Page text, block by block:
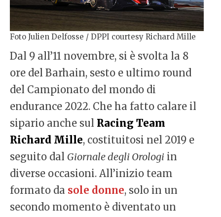
Foto Julien Delfosse / DPPI courtesy Richard Mille
Dal 9 all’11 novembre, si è svolta la 8
ore del Barhain, sesto e ultimo round
del Campionato del mondo di
endurance 2022. Che ha fatto calare il
sipario anche sul Racing Team
Richard Mille, costituitosi nel 2019 e
seguito dal Giornale degli Orologi in
diverse occasioni. All’inizio team
formato da sole donne, solo in un
secondo momento è diventato un